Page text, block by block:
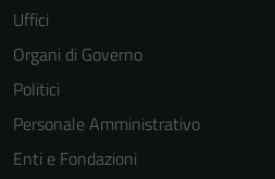
Uffici
Organi di Governo
Politici
Personale Amministrativo
Enti e Fondazioni